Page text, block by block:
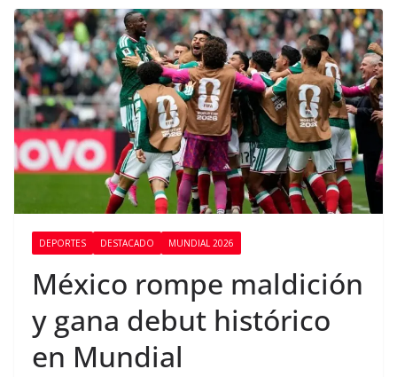
DEPORTES DESTACADO MUNDIAL 2026
México rompe maldición
y gana debut histórico
en Mundial